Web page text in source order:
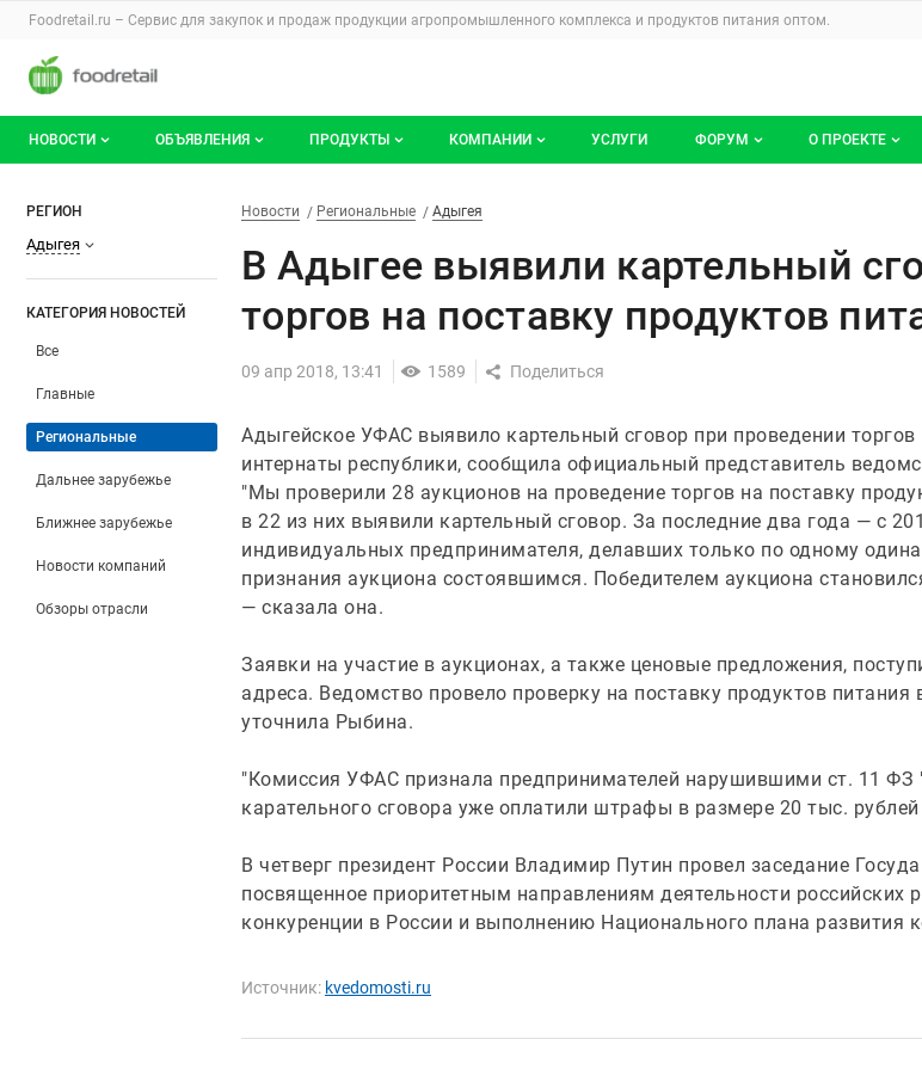
Раздел навигации по сайту foodretail.ru
Foodretail.ru – Сервис для закупок и продаж продукции агропромышленного комплекса и продуктов питания оптом.
Авторизация и меню пользователя
Навигация по разделам сайта foodretail.ru
НОВОСТИ
Документы
ОБЪЯВЛЕНИЯ ПРОДУКТЫ КОМПАНИИ УСЛУГИ ФОРУМ О ПРОЕКТЕ
Реклама на
В Адыгее выявили картельный сговор при
Фильтры
РЕГИОН
Адыгея
КАТЕГОРИЯ НОВОСТЕЙ
Все
Главные
Региональные
Дальнее зарубежье
Ближнее зарубежье
Новости компаний
Обзоры отрасли
Новости
Разделы
Новости Региональные Адыгея
В Адыгее выявили картельный
торгов на поставку продуктов
09 апр 2018, 13:41 1589
Адыгейское УФАС выявило картельный сговор при проведении
интернаты республики, сообщила официальный представитель
"Мы проверили 28 аукционов на проведение торгов на поставку
в 22 из них выявили картельный сговор. За последние два года — с
индивидуальных предпринимателя, делавших только по одному
признания аукциона состоявшимся. Победителем аукциона
— сказала она.
Заявки на участие в аукционах, а также ценовые предложения,
адреса. Ведомство провело проверку на поставку продуктов
уточнила Рыбина.
"Комиссия УФАС признала предпринимателей нарушившими ст. 11 ФЗ
карательного сговора уже оплатили штрафы в размере 20 тыс.
В четверг президент России Владимир Путин провел заседание
посвященное приоритетным направлениям деятельности российских
конкуренции в России и выполнению Национального плана развития
Источник: kvedomosti.ru